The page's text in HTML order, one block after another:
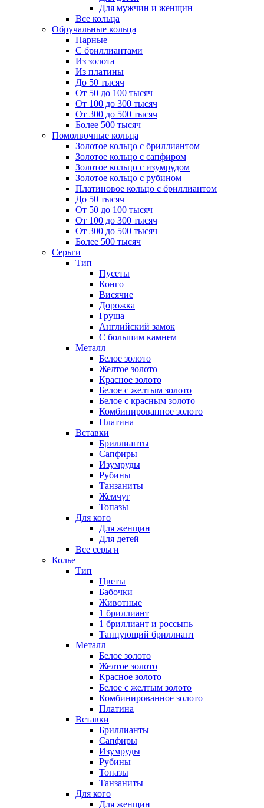
Для мужчин и женщин
Все кольца
Обручальные кольца
Парные
С бриллиантами
Из золота
Из платины
До 50 тысяч
От 50 до 100 тысяч
От 100 до 300 тысяч
От 300 до 500 тысяч
Более 500 тысяч
Помолвочные кольца
Золотое кольцо с бриллиантом
Золотое кольцо с сапфиром
Золотое кольцо с изумрудом
Золотое кольцо с рубином
Платиновое кольцо с бриллиантом
До 50 тысяч
От 50 до 100 тысяч
От 100 до 300 тысяч
От 300 до 500 тысяч
Более 500 тысяч
Серьги
Тип
Пусеты
Конго
Висячие
Дорожка
Груша
Английский замок
С большим камнем
Металл
Белое золото
Желтое золото
Красное золото
Белое с желтым золото
Белое с красным золото
Комбинированное золото
Платина
Вставки
Бриллианты
Сапфиры
Изумруды
Рубины
Танзаниты
Жемчуг
Топазы
Для кого
Для женщин
Для детей
Все серьги
Колье
Тип
Цветы
Бабочки
Животные
1 бриллиант
1 бриллиант и россыпь
Танцующий бриллиант
Металл
Белое золото
Желтое золото
Красное золото
Белое с желтым золото
Комбинированное золото
Платина
Вставки
Бриллианты
Сапфиры
Изумруды
Рубины
Топазы
Танзаниты
Для кого
Для женщин